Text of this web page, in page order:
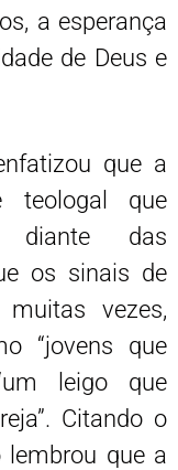
a esperança
de Deus e
que a
teologal que
diante das
os sinais de
muitas vezes,
“jovens que
leigo que
Citando o
lembrou que a